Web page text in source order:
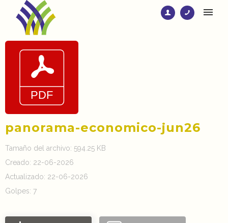
panorama-economico-jun26
Tamaño del archivo: 594.25 KB
Creado: 22-06-2026
Actualizado: 22-06-2026
Golpes: 7